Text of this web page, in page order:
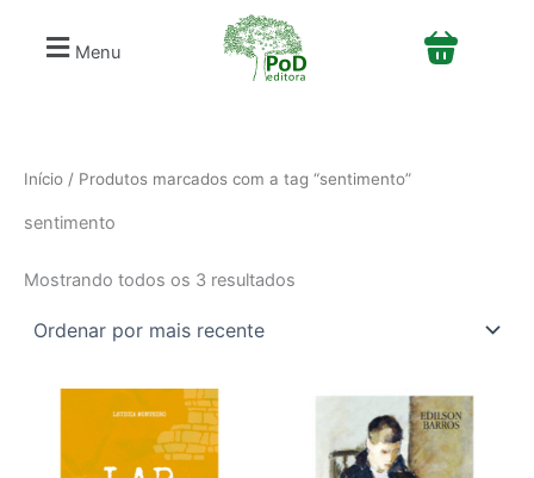
Menu
n
u
a
Início / Produtos marcados com a tag “sentimento”
sentimento
Mostrando todos os 3 resultados
mais
recente